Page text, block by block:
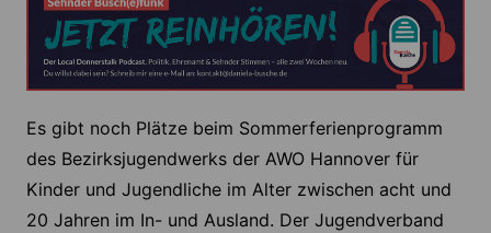
Es gibt noch Plätze beim Sommerferienprogramm
des Bezirksjugendwerks der AWO Hannover für
Kinder und Jugendliche im Alter zwischen acht und
20 Jahren im In- und Ausland. Der Jugendverband